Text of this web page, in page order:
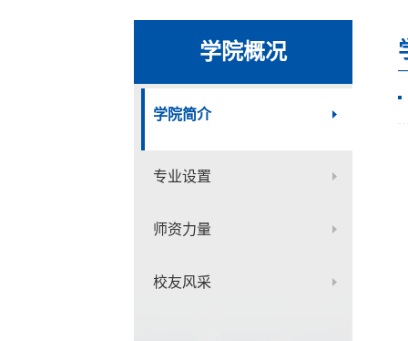
学院概况
学院简介
专业设置
师资力量
校友风采